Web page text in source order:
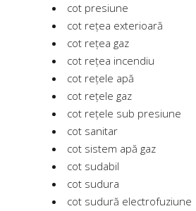
cot presiune
cot rețea exterioară
cot rețea gaz
cot rețea incendiu
cot rețele apă
cot rețele gaz
cot rețele sub presiune
cot sanitar
cot sistem apă gaz
cot sudabil
cot sudura
cot sudură electrofuziune